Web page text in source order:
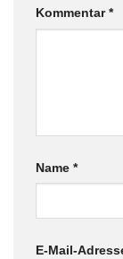
Kommentar*
Name *
E-Mail-